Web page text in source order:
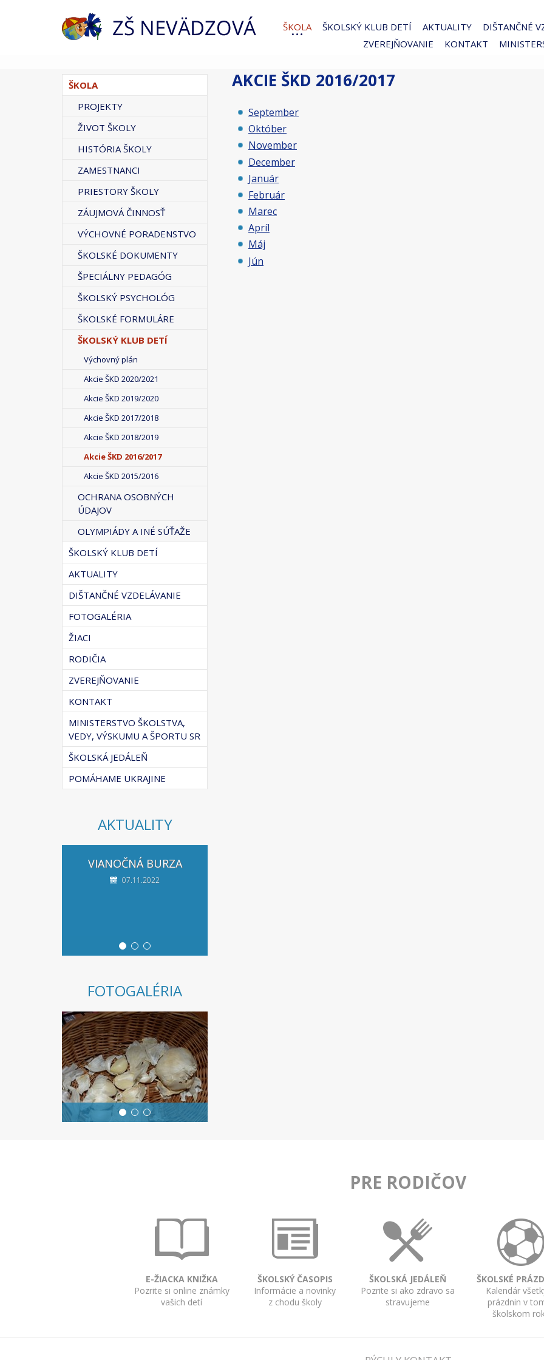
ŠKOLA ŠKOLSKÝ KLUB DETÍ AKTUALITY
DIŠTANČNÉ
ZVEREJŇOVANIE
KONTAKT
AKCIE ŠKD 2016/2017
September
Október
November
December
Január
Február
Marec
Apríl
Máj
Jún
ŠKOLA
PROJEKTY
ŽIVOT ŠKOLY
HISTÓRIA ŠKOLY
ZAMESTNANCI
PRIESTORY ŠKOLY
ZÁUJMOVÁ ČINNOSŤ
VÝCHOVNÉ PORADENSTVO
ŠKOLSKÉ DOKUMENTY
ŠPECIÁLNY PEDAGÓG
ŠKOLSKÝ PSYCHOLÓG
ŠKOLSKÉ FORMULÁRE
ŠKOLSKÝ KLUB DETÍ
Výchovný plán
Akcie ŠKD 2020/2021
Akcie ŠKD 2019/2020
Akcie ŠKD 2017/2018
Akcie ŠKD 2018/2019
Akcie ŠKD 2016/2017
Akcie ŠKD 2015/2016
OCHRANA OSOBNÝCH
ÚDAJOV
OLYMPIÁDY A INÉ SÚŤAŽE
ŠKOLSKÝ KLUB DETÍ
AKTUALITY
DIŠTANČNÉ VZDELÁVANIE
FOTOGALÉRIA
ŽIACI
RODIČIA
ZVEREJŇOVANIE
KONTAKT
MINISTERSTVO ŠKOLSTVA,
VEDY, VÝSKUMU A ŠPORTU SR
ŠKOLSKÁ JEDÁLEŇ
POMÁHAME UKRAJINE
AKTUALITY
VIANOČNÁ BURZA
07.11.2022
FOTOGALÉRIA
PRE RODIČOV
E-ŽIACKA KNIŽKA
Pozrite si online známky
vašich detí
ŠKOLSKÝ ČASOPIS
Informácie a novinky
z chodu školy
ŠKOLSKÁ JEDÁLEŇ
Pozrite si ako zdravo sa
stravujeme
ŠKOLSKÉ
Kalendár
prázdnin v
školskom